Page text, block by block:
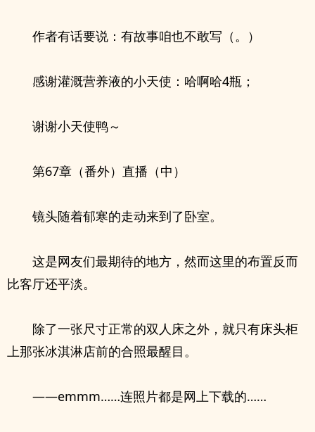
作者有话要说：有故事咱也不敢写（。）
感谢灌溉营养液的小天使：哈啊哈4瓶；
谢谢小天使鸭～
第67章（番外）直播（中）
镜头随着郁寒的走动来到了卧室。
这是网友们最期待的地方，然而这里的布置反而
比客厅还平淡。
除了一张尺寸正常的双人床之外，就只有床头柜
上那张冰淇淋店前的合照最醒目。
——emmm……连照片都是网上下载的……